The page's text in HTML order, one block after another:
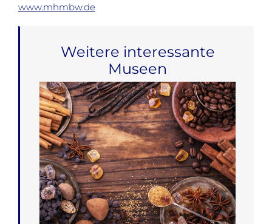
www.mhmbw.de
Weitere interessante
Museen